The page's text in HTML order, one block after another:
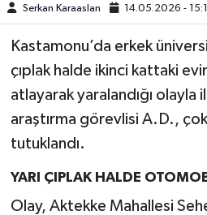
Serkan Karaaslan 14.05.2026 -
Kastamonu’da erkek
çıplak halde ikinci kattaki
atlayarak yaralandığı olayla
araştırma görevlisi A.D.,
tutuklandı.
YARI ÇIPLAK HALDE
Olay, Aktekke Mahallesi
OTOMOTİV
TEKNOLOJİ
KÜLTÜR SANAT